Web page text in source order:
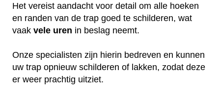
Het vereist aandacht voor detail om alle hoeken
en randen van de trap goed te schilderen, wat
vaak vele uren in beslag neemt.
Onze specialisten zijn hierin bedreven en kunnen
uw trap opnieuw schilderen of lakken, zodat deze
er weer prachtig uitziet.